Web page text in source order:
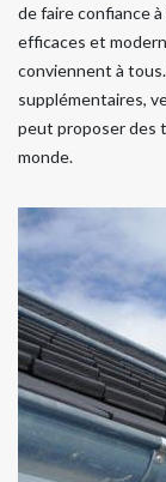
de faire confiance
efficaces et
conviennent à
supplémentaires,
peut proposer des
monde.